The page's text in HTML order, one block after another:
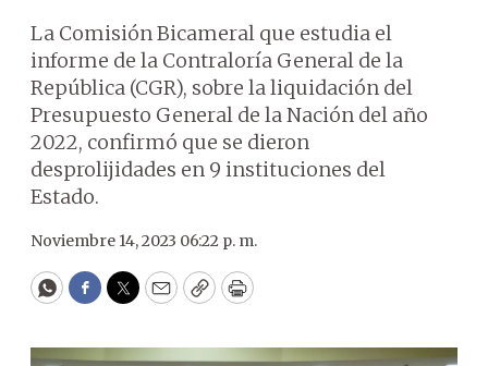
La Comisión Bicameral que estudia el
informe de la Contraloría General de la
República (CGR), sobre la liquidación del
Presupuesto General de la Nación del año
2022, confirmó que se dieron
desprolijidades en 9 instituciones del
Estado.
Noviembre 14, 2023 06:22 p. m.
WhatsApp
Facebook
Twitter
EmailCopyPrint